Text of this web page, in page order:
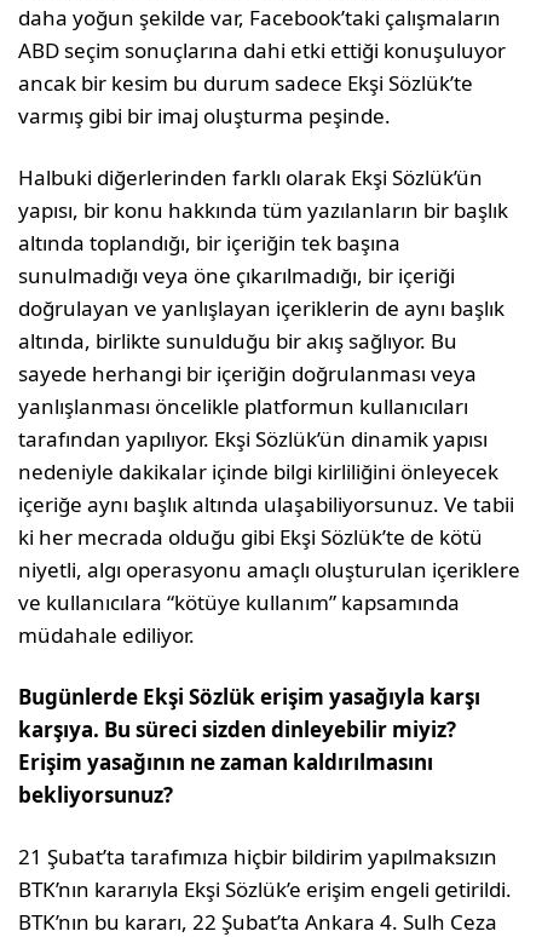
daha yoğun şekilde var, Facebook’taki çalışmaların
ABD seçim sonuçlarına dahi etki ettiği konuşuluyor
ancak bir kesim bu durum sadece Ekşi Sözlük’te
varmış gibi bir imaj oluşturma peşinde.
Halbuki diğerlerinden farklı olarak Ekşi Sözlük’ün
yapısı, bir konu hakkında tüm yazılanların bir başlık
altında toplandığı, bir içeriğin tek başına
sunulmadığı veya öne çıkarılmadığı, bir içeriği
doğrulayan ve yanlışlayan içeriklerin de aynı başlık
altında, birlikte sunulduğu bir akış sağlıyor. Bu
sayede herhangi bir içeriğin doğrulanması veya
yanlışlanması öncelikle platformun kullanıcıları
tarafından yapılıyor. Ekşi Sözlük’ün dinamik yapısı
nedeniyle dakikalar içinde bilgi kirliliğini önleyecek
içeriğe aynı başlık altında ulaşabiliyorsunuz. Ve tabii
ki her mecrada olduğu gibi Ekşi Sözlük’te de kötü
niyetli, algı operasyonu amaçlı oluşturulan içeriklere
ve kullanıcılara “kötüye kullanım” kapsamında
müdahale ediliyor.
Bugünlerde Ekşi Sözlük erişim yasağıyla karşı
karşıya. Bu süreci sizden dinleyebilir miyiz?
Erişim yasağının ne zaman kaldırılmasını
bekliyorsunuz?
21 Şubat’ta tarafımıza hiçbir bildirim yapılmaksızın
BTK’nın kararıyla Ekşi Sözlük’e erişim engeli getirildi.
BTK’nın bu kararı, 22 Şubat’ta Ankara 4. Sulh Ceza